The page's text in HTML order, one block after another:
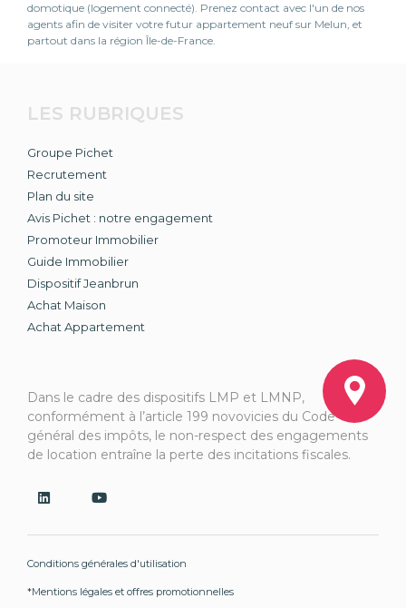
domotique (logement connecté). Prenez contact avec l'un de nos
agents afin de visiter votre futur appartement neuf sur Melun, et
partout dans la région Île-de-France.
LES RUBRIQUES
Groupe Pichet
Recrutement
Plan du site
Avis Pichet : notre engagement
Promoteur Immobilier
Guide Immobilier
Dispositif Jeanbrun
Achat Maison
Achat Appartement
Dans le cadre des dispositifs LMP et LMNP,
conformément à l’article 199 novovicies du Code
général des impôts, le non-respect des engagements
de location entraîne la perte des incitations fiscales.
Conditions générales d'utilisation
*Mentions légales et offres promotionnelles